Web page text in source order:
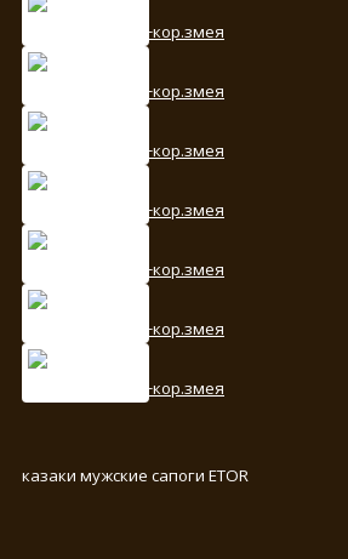
казаки мужские сапоги ETOR